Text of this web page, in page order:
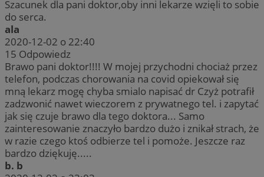
Szacunek dla pani doktor,oby inni lekarze wzięli to sobie
do serca.
ala
2020-12-02 o 22:40
15 Odpowiedz
Brawo pani doktor!!!! W mojej przychodni chociaż przez
telefon, podczas chorowania na covid opiekował się
mną lekarz mogę chyba smialo napisać dr Czyż potrafił
zadzwonić nawet wieczorem z prywatnego tel. i zapytać
jak się czuje brawo dla tego doktora... Samo
zainteresowanie znaczyło bardzo dużo i znikał strach, że
w razie czego ktoś odbierze tel i pomoże. Jeszcze raz
bardzo dziękuję.....
b. b